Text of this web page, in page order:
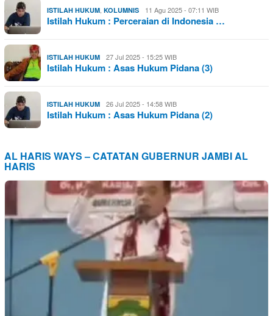
ISTILAH HUKUM, KOLUMNIS 11 Agu 2025 - 07:11 WIB
Istilah Hukum : Perceraian di Indonesia …
ISTILAH HUKUM 27 Jul 2025 - 15:25 WIB
Istilah Hukum : Asas Hukum Pidana (3)
ISTILAH HUKUM 26 Jul 2025 - 14:58 WIB
Istilah Hukum : Asas Hukum Pidana (2)
AL HARIS WAYS – CATATAN GUBERNUR JAMBI AL
HARIS